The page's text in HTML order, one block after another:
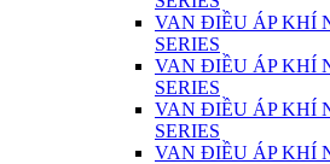
VAN ĐIỀU ÁP KHÍ
SERIES
VAN ĐIỀU ÁP KHÍ
SERIES
VAN ĐIỀU ÁP KHÍ
SERIES
VAN ĐIỀU ÁP KHÍ